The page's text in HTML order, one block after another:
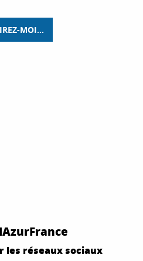
MOI...
L'
les réseaux sociaux